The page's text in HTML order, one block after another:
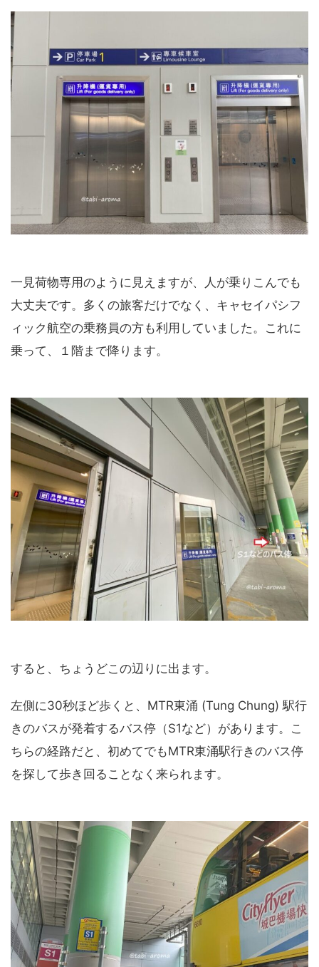
一見荷物専用のように見えますが、人が乗りこんでも
大丈夫です。多くの旅客だけでなく、キャセイパシフ
ィック航空の乗務員の方も利用していました。これに
乗って、１階まで降ります。
すると、ちょうどこの辺りに出ます。
左側に30秒ほど歩くと、MTR東涌 (Tung Chung) 駅行
きのバスが発着するバス停（S1など）があります。こ
ちらの経路だと、初めてでもMTR東涌駅行きのバス停
を探して歩き回ることなく来られます。